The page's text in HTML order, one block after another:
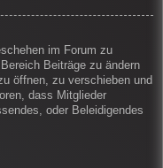
im Forum zu
Beiträge zu ändern
öffnen, zu verschieben und
dass Mitglieder
oder Beleidigendes